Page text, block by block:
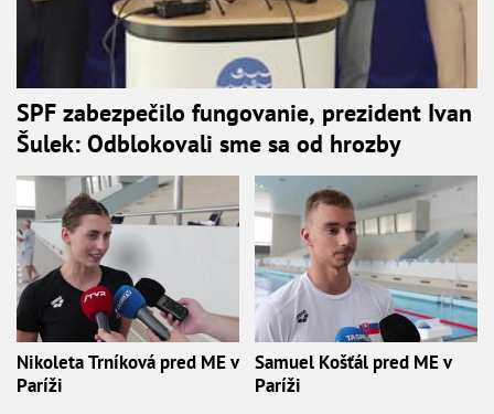
SPF zabezpečilo fungovanie, prezident Ivan
Šulek: Odblokovali sme sa od hrozby
Nikoleta Trníková pred ME v
Paríži
Samuel Košťál pred ME v
Paríži